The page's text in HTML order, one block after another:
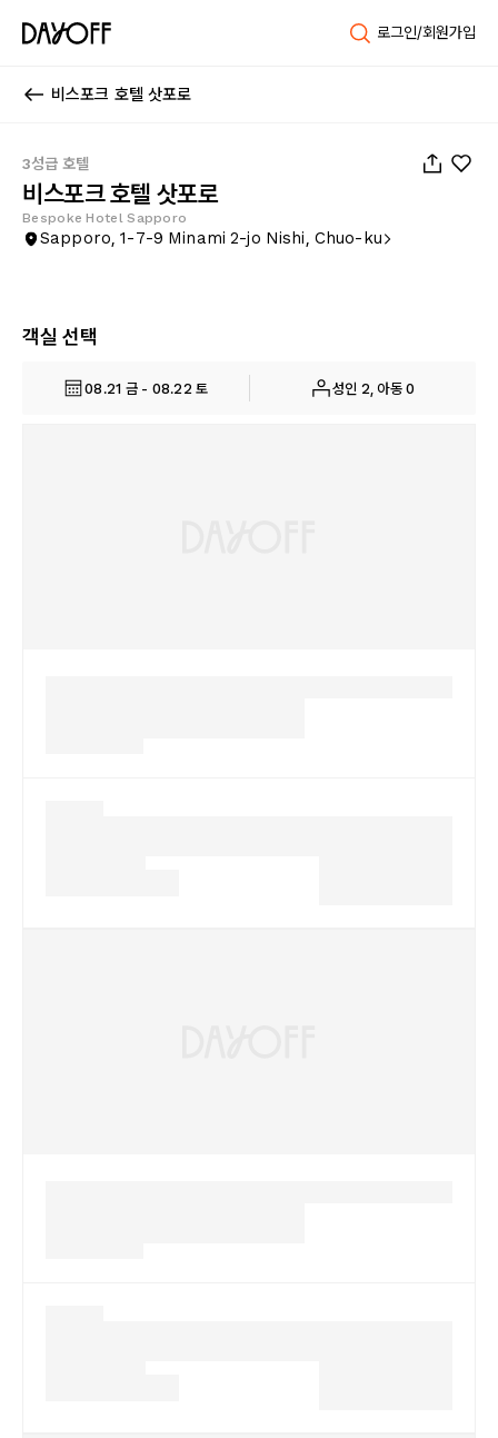
로그인/회원가입
비스포크 호텔 삿포로
3성급 호텔
비스포크 호텔 삿포로
Bespoke Hotel Sapporo
Sapporo, 1-7-9 Minami 2-jo Nishi, Chuo-ku
객실 선택
08.21 금 - 08.22 토 성인 2, 아동 0